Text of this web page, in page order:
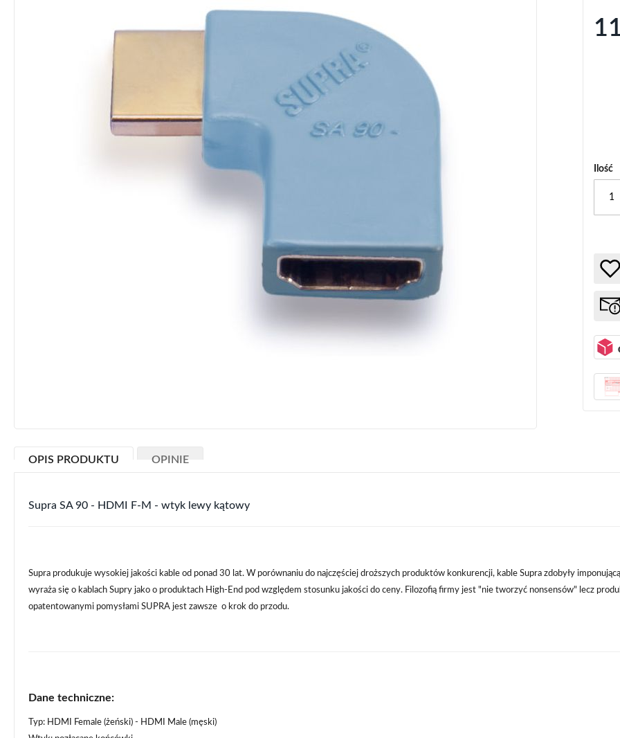
początek
Ilość
OPIS PRODUKTU
Supra SA 90 - HDMI F-M - wtyk lewy kątowy
Supra produkuje wysokiej jakości kable od ponad 30 lat. W porównaniu do najczęściej droższych produktów konkurencji, kable Supra zdobyły
wyraża się o kablach Supry jako o produktach High-End pod względem stosunku jakości do ceny. Filozofią firmy jest "nie tworzyć nonsensów" lecz
opatentowanymi pomysłami SUPRA jest zawsze o krok do przodu.
Dane techniczne:
Typ: HDMI Female (żeński) - HDMI Male (męski)
OPINIE